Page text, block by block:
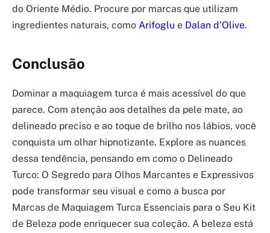
do Oriente Médio. Procure por marcas que utilizam
ingredientes naturais, como Arifoglu e Dalan d’Olive.
Conclusão
Dominar a maquiagem turca é mais acessível do que
parece. Com atenção aos detalhes da pele mate, ao
delineado preciso e ao toque de brilho nos lábios, você
conquista um olhar hipnotizante. Explore as nuances
dessa tendência, pensando em como o Delineado
Turco: O Segredo para Olhos Marcantes e Expressivos
pode transformar seu visual e como a busca por
Marcas de Maquiagem Turca Essenciais para o Seu Kit
de Beleza pode enriquecer sua coleção. A beleza está